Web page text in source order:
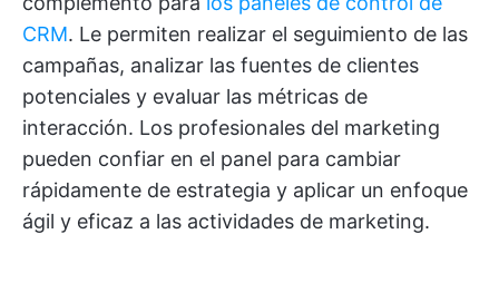
CRM. Le permiten realizar el seguimiento de las
campañas, analizar las fuentes de clientes
potenciales y evaluar las métricas de
interacción. Los profesionales del marketing
pueden confiar en el panel para cambiar
rápidamente de estrategia y aplicar un enfoque
ágil y eficaz a las actividades de marketing.